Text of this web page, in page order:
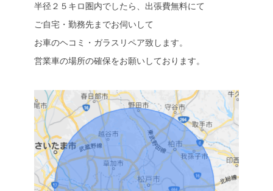
半径２５キロ圏内でしたら、出張費無料にて
ご自宅・勤務先までお伺いして
お車のヘコミ・ガラスリペア致します。
営業車の場所の確保をお願いしております。